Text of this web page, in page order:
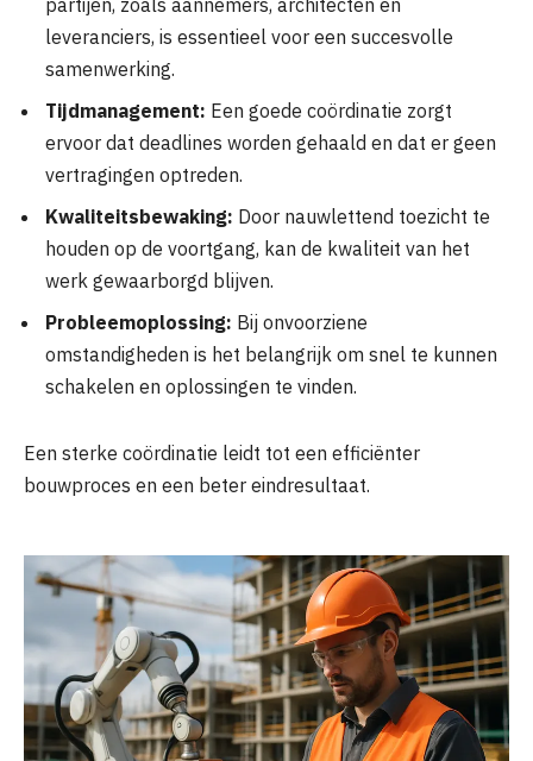
partijen, zoals aannemers, architecten en
leveranciers, is essentieel voor een succesvolle
samenwerking.
Tijdmanagement: Een goede coördinatie zorgt
ervoor dat deadlines worden gehaald en dat er geen
vertragingen optreden.
Kwaliteitsbewaking: Door nauwlettend toezicht te
houden op de voortgang, kan de kwaliteit van het
werk gewaarborgd blijven.
Probleemoplossing: Bij onvoorziene
omstandigheden is het belangrijk om snel te kunnen
schakelen en oplossingen te vinden.
Een sterke coördinatie leidt tot een efficiënter
bouwproces en een beter eindresultaat.